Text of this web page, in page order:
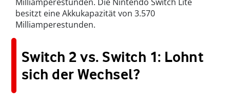
besitzt eine Akkukapazität von 3.570
Milliamperestunden.
Switch 2 vs. Switch 1: Lohnt
sich der Wechsel?